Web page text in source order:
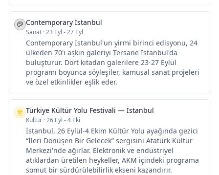
Contemporary İstanbul
Sanat ·23 Eyl - 27 Eyl
Contemporary Istanbul'un yirmi birinci edisyonu, 24
ülkeden 70'i aşkın galeriyi Tersane İstanbul'da
buluşturur. Dört kıtadan galerilere 23-27 Eylül
programı boyunca söyleşiler, kamusal sanat projeleri
ve özel etkinlikler eşlik eder.
Türkiye Kültür Yolu Festivali — İstanbul
Kültür ·26 Eyl - 4 Eki
İstanbul, 26 Eylül-4 Ekim Kültür Yolu ayağında gezici
“İleri Dönüşen Bir Gelecek” sergisini Atatürk Kültür
Merkezi'nde ağırlar. Elektronik ve endüstriyel
atıklardan üretilen heykeller, AKM içindeki programa
somut bir sürdürülebilirlik ekseni kazandırır.